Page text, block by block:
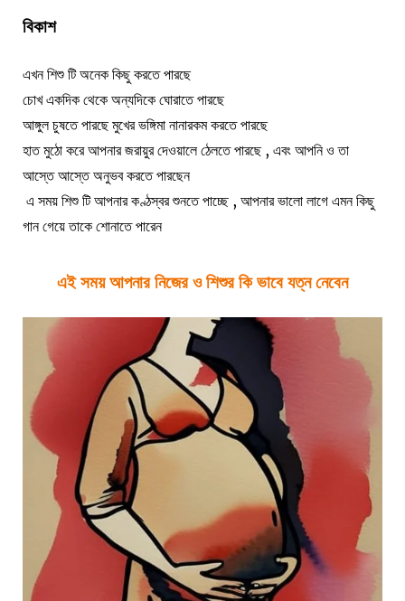
বিকাশ
এখন শিশু টি অনেক কিছু করতে পারছে
চোখ একদিক থেকে অন্যদিকে ঘোরাতে পারছে
আঙ্গুল চুষতে পারছে মুখের ভঙ্গিমা নানারকম করতে পারছে
হাত মুঠো করে আপনার জরায়ুর দেওয়ালে ঠেলতে পারছে , এবং আপনি ও তা
আস্তে আস্তে অনুভব করতে পারছেন
এ সময় শিশু টি আপনার কণ্ঠস্বর শুনতে পাচ্ছে , আপনার ভালো লাগে এমন কিছু
গান গেয়ে তাকে শোনাতে পারেন
এই সময় আপনার নিজের ও শিশুর কি ভাবে যত্ন নেবেন